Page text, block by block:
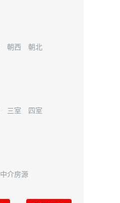
朝西 朝北
三室 四室
中介房源